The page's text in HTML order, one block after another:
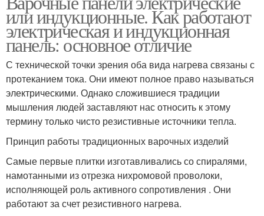
или индукционные. Как работают
электрическая и индукционная
панель: основное отличие
С технической точки зрения оба вида нагрева связаны с
протеканием тока. Они имеют полное право называться
электрическими. Однако сложившиеся традиции
мышления людей заставляют нас относить к этому
термину только чисто резистивные источники тепла.
Принцип работы традиционных варочных изделий
Самые первые плитки изготавливались со спиралями,
намотанными из отрезка нихромовой проволоки,
исполняющей роль активного сопротивления . Они
работают за счет резистивного нагрева.